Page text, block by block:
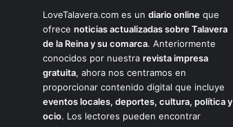
LoveTalavera.com es un diario online que
ofrece noticias actualizadas sobre Talavera
de la Reina y su comarca. Anteriormente
conocidos por nuestra revista impresa
gratuita, ahora nos centramos en
proporcionar contenido digital que incluye
eventos locales, deportes, cultura, política y
ocio. Los lectores pueden encontrar